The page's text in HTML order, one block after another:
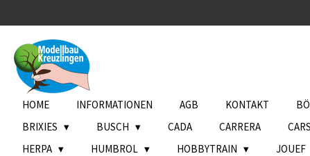
Hauptinhalt
springen
HOME INFORMATIONEN AGB KONTAKT
BRIXIES
BUSCH CADA CARRERA
HERPA
HUMBROL HOBBYTRAIN JOUEF